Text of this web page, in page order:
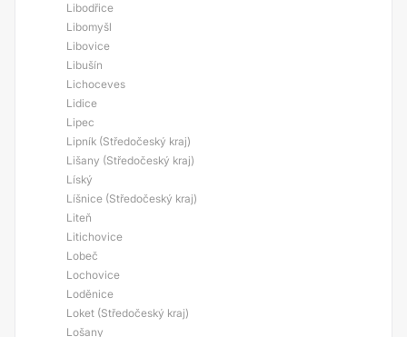
Libodřice
Libomyšl
Libovice
Libušín
Lichoceves
Lidice
Lipec
Lipník (Středočeský kraj)
Lišany (Středočeský kraj)
Líský
Líšnice (Středočeský kraj)
Liteň
Litichovice
Lobeč
Lochovice
Loděnice
Loket (Středočeský kraj)
Lošany